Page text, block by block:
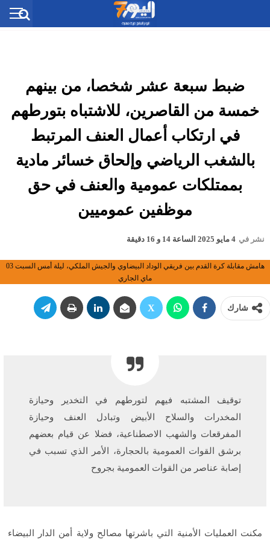
ضبط سبعة عشر شخصا، من بينهم
خمسة من القاصرين، للاشتباه بتورطهم
في ارتكاب أعمال العنف المرتبط
بالشغب الرياضي وإلحاق خسائر مادية
بممتلكات عمومية والعنف في حق
موظفين عموميين
نشر في 4 مايو 2025 الساعة 14 و 16 دقيقة
هامش مقابلة كرة القدم بين فريقي الوداد البيضاوي والجيش الملكي، ليلة أمس السبت 03
ماي الجاري
شارك
توقيف المشتبه فيهم لتورطهم في التخدير وحيازة
المخدرات والسلاح الأبيض وتبادل العنف وحيازة
المفرقعات والشهب الاصطناعية، فضلا عن قيام بعضهم
برشق القوات العمومية بالحجارة، الأمر الذي تسبب في
إصابة عناصر من القوات العمومية بجروح
مكنت العمليات الأمنية التي باشرتها مصالح ولاية أمن الدار البيضاء